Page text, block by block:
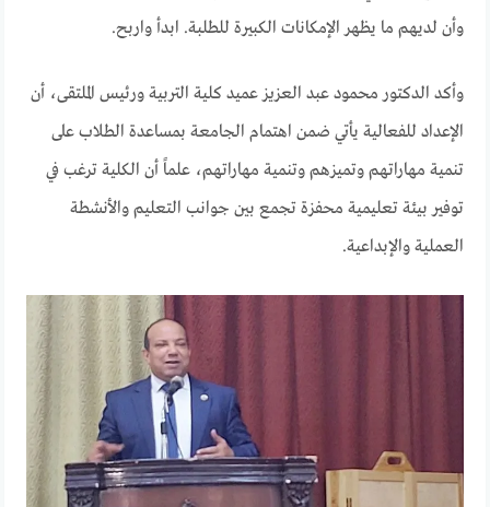
وأن لديهم ما يظهر الإمكانات الكبيرة للطلبة. ابدأ واربح.
وأكد الدكتور محمود عبد العزيز عميد كلية التربية ورئيس الملتقى، أن
الإعداد للفعالية يأتي ضمن اهتمام الجامعة بمساعدة الطلاب على
تنمية مهاراتهم وتميزهم وتنمية مهاراتهم، علماً أن الكلية ترغب في
توفير بيئة تعليمية محفزة تجمع بين جوانب التعليم والأنشطة
العملية والإبداعية.